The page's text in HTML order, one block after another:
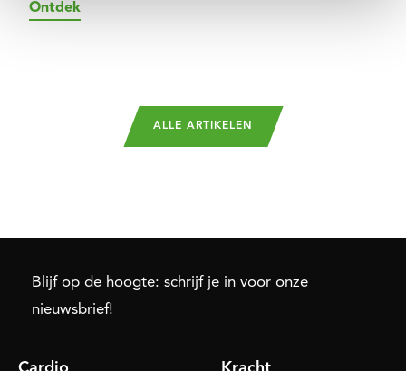
Ontdek
ALLE ARTIKELEN
Blijf op de hoogte: schrijf je in voor onze
nieuwsbrief!